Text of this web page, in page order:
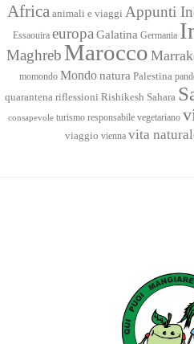
Africa animali e viaggi Appunti
Essaouira europa Galatina Germania
Maghreb Marocco
momondo Mondo natura Palestina
quarantena riflessioni Rishikesh Sahara
consapevole turismo responsabile vegetariano
viaggio vienna vita